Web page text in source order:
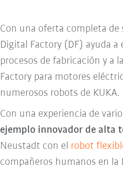
Con una oferta completa de
Digital Factory (DF) ayuda
procesos de fabricación y a
Factory para motores
numerosos robots de KUKA.
Con una experiencia de
ejemplo innovador de alta
Neustadt con el robot
compañeros humanos en la